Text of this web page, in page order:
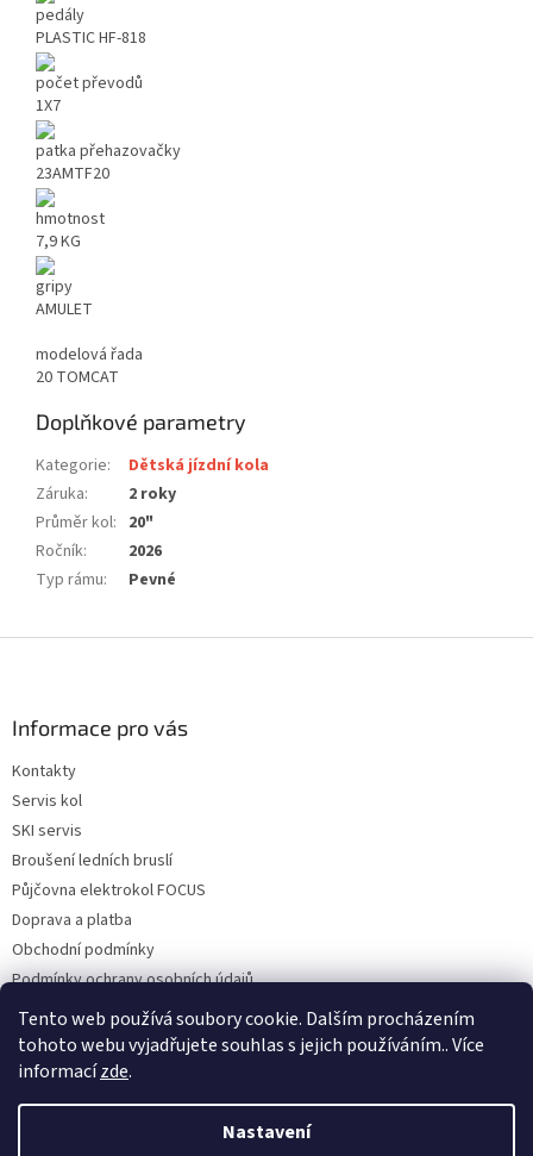
Tento web používá soubory cookie. Dalším procházením
tohoto webu vyjadřujete souhlas s jejich používáním.. Více
informacízde.
Nastavení
pedály
PLASTIC HF-818
počet převodů
1X7
patka přehazovačky
23AMTF20
hmotnost
7,9 KG
gripy
AMULET
modelová řada
20 TOMCAT
Doplňkové parametry
Kategorie:
Dětská jízdní kola
Záruka:
2 roky
Průměr kol: 20"
Ročník:
2026
Typ rámu: Pevné
Informace pro vás
Kontakty
Servis kol
SKI servis
Broušení ledních bruslí
Půjčovna elektrokol FOCUS
Doprava a platba
Obchodní podmínky
Podmínky ochrany osobních údajů
Reklamace a vrácení zboží